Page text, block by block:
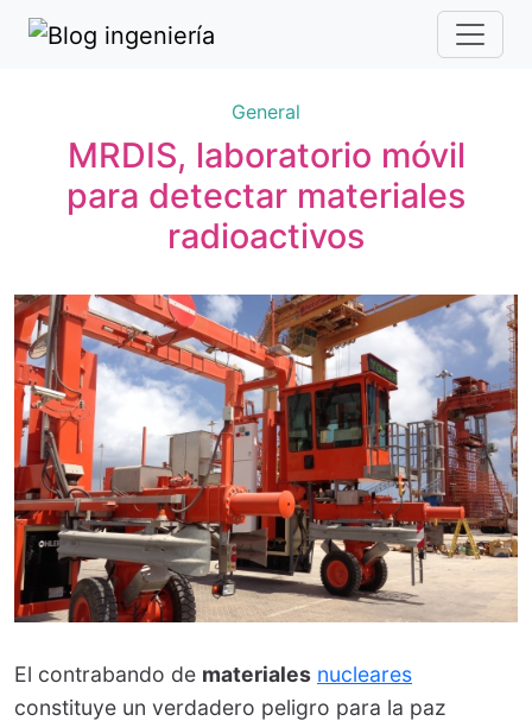
General
MRDIS, laboratorio móvil
para detectar materiales
radioactivos
El contrabando de materiales nucleares
constituye un verdadero peligro para la paz